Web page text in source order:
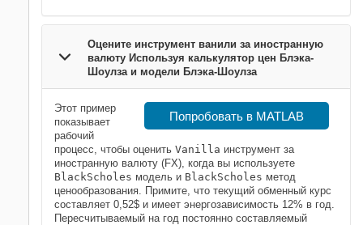
Оцените инструмент ванили за иностранную
валюту Используя калькулятор цен Блэка-
Шоулза и модели Блэка-Шоулза
Попробовать в MATLAB
Этот пример
показывает
рабочий
процесс, чтобы оценить Vanilla инструмент за
иностранную валюту (FX), когда вы используете
BlackScholes модель и BlackScholes метод
ценообразования. Примите, что текущий обменный курс
составляет 0,52$ и имеет энергозависимость 12% в год.
Пересчитываемый на год постоянно составляемый